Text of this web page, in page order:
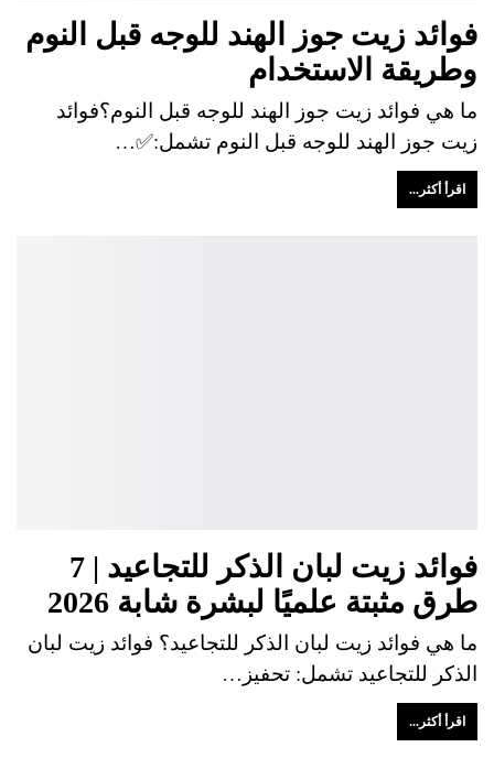
فوائد زيت جوز الهند للوجه قبل النوم
وطريقة الاستخدام
ما هي فوائد زيت جوز الهند للوجه قبل النوم؟فوائد
زيت جوز الهند للوجه قبل النوم تشمل:✅…
اقرأ أكثر...
فوائد زيت لبان الذكر للتجاعيد | 7
طرق مثبتة علميًا لبشرة شابة 2026
ما هي فوائد زيت لبان الذكر للتجاعيد؟ فوائد زيت لبان
الذكر للتجاعيد تشمل: تحفيز…
اقرأ أكثر...